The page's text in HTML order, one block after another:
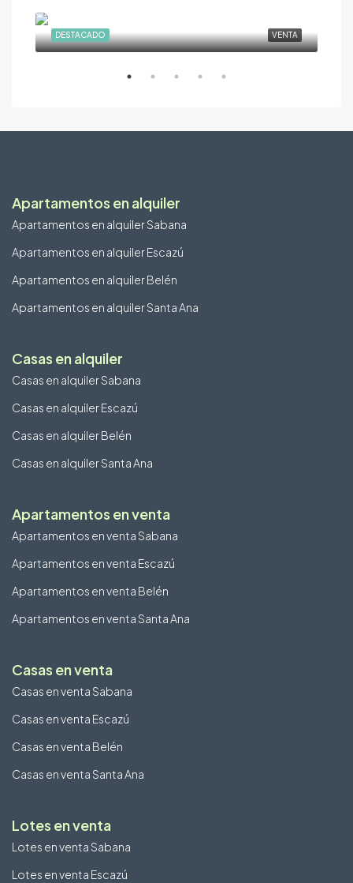
VENTA
DESTACADO
Apartamentos en alquiler
Apartamentos en alquiler Sabana
Apartamentos en alquiler Escazú
Apartamentos en alquiler Belén
Apartamentos en alquiler Santa Ana
Casas en alquiler
Casas en alquiler Sabana
Casas en alquiler Escazú
Casas en alquiler Belén
Casas en alquiler Santa Ana
Apartamentos en venta
Apartamentos en venta Sabana
Apartamentos en venta Escazú
Apartamentos en venta Belén
Apartamentos en venta Santa Ana
Casas en venta
Casas en venta Sabana
Casas en venta Escazú
Casas en venta Belén
Casas en venta Santa Ana
Lotes en venta
Lotes en venta Sabana
Lotes en venta Escazú